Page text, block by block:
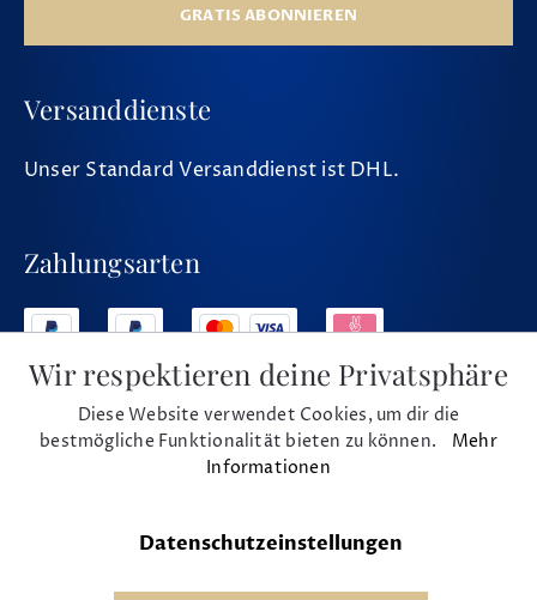
GRATIS ABONNIEREN
Versanddienste
Unser Standard Versanddienst ist DHL.
Zahlungsarten
Social Media
Wir respektieren deine Privatsphäre
Diese Website verwendet Cookies, um dir die
bestmögliche Funktionalität bieten zu können. Mehr
Informationen
Datenschutzeinstellungen